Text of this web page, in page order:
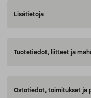
Lisätietoja
Tuotetiedot, liitteet ja
Ostotiedot, toimitukset ja